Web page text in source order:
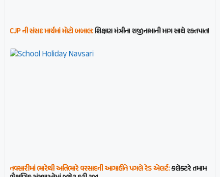
CJP ની સંસદ માર્ચમાં મોટો બબાલ:શિક્ષણ મંત્રીના રાજીનામાની માગ સાથે રક્તપાત!
નવસારીમાં ભારેથી અતિભારે વરસાદની આગાહીને પગલે રેડ એલર્ટ:કલેક્ટરે તમામ